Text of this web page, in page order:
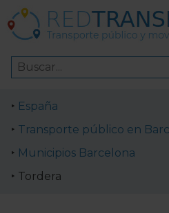
España
Transporte público en
Municipios Barcelona
Tordera